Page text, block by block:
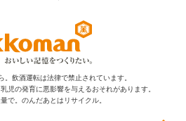
。飲酒運転は法律で禁止されています。
児の発育に悪影響を与えるおそれがあります。
で。のんだあとはリサイクル。